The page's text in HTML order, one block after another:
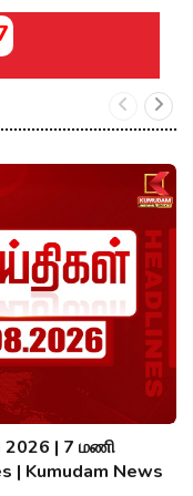
2026 | 7 மணி
| Kumudam News